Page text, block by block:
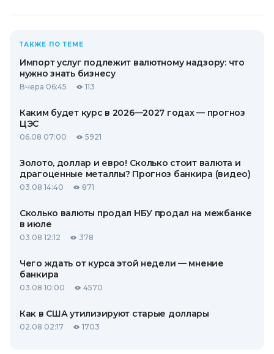
ТАКЖЕ ПО ТЕМЕ
Импорт услуг подлежит валютному надзору: что
нужно знать бизнесу
Вчера 06:45 113
Каким будет курс в 2026—2027 годах — прогноз
ЦЭС
06.08 07:00 5921
Золото, доллар и евро! Сколько стоит валюта и
драгоценные металлы? Прогноз банкира (видео)
03.08 14:40 871
Сколько валюты продал НБУ продал на межбанке
в июле
03.08 12:12 378
Чего ждать от курса этой недели — мнение
банкира
03.08 10:00 4570
Как в США утилизируют старые доллары
02.08 02:17 1703